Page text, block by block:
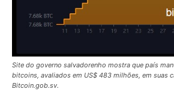
Site do governo salvadorenho mostra que país
bitcoins, avaliados em US$ 483 milhões, em suas
Bitcoin.gob.sv.